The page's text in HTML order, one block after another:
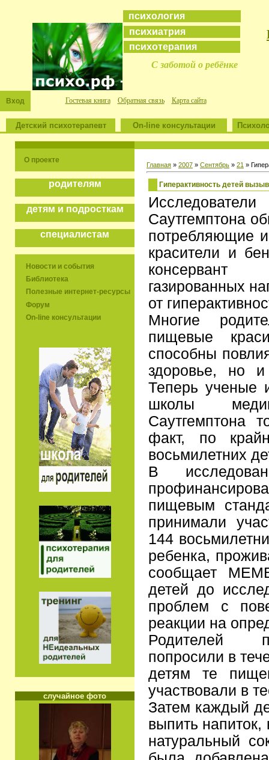
психология
психиатрия
психотерапия
С заботой о ребёнке
Вход Гостевая книга Обратная связь Карта сайта
Детский психотерапевт On-line консультации
О проекте
родителям
детям и подросткам
специалистам
Новости и события
Библиотека
Полезные интернет-ресурсы
Форум
On-line консультации
случайное фото
Главная » 2007 » Сентябрь » 21 »
Гиперактивность детей
Саутгемптона
потребляющие
красители и
газированных
от
Многие
пищевые
способны
здоровье, но
Теперь ученые
школы
Саутгемптона
факт, по
восьмилетних
В
пищевым
принимали
144
ребенка,
сообщает
детей до
проблем с
реакции на
Родителей
попросили в
детям те
участвовали в
Затем каждый
выпить
натуральный